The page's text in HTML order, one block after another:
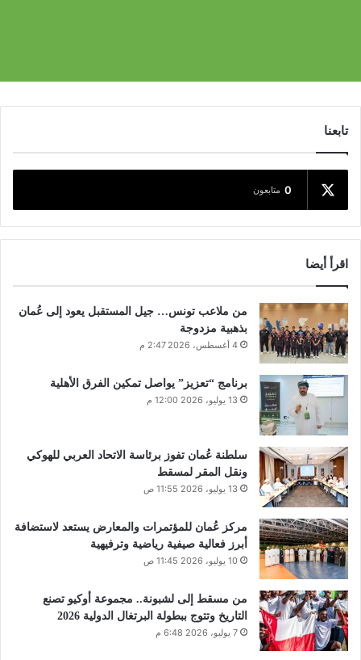
تابعنا
0 متابعون
اقرأ أيضا
من ملاعب تونس… جيل المستقبل يعود إلى عُمان
بذهبية مزدوجة
4 أغسطس، 2026 2:47 م
برنامج “تعزيز” يواصل تمكين الفرق الأهلية
13 يوليو، 2026 12:00 م
سلطنة عُمان تفوز برئاسة الاتحاد العربي للهوكي
ونقل المقر لمسقط
13 يوليو، 2026 11:55 ص
مركز عُمان للمؤتمرات والمعارض يستعد لاستضافة
أبرز فعالية صيفية رياضية وترفيهية
10 يوليو، 2026 11:45 ص
من مسقط إلى لشبونة.. مجموعة أوكيو تصنع
التاريخ وتتوج ببطولة البرتغال الدولية 2026
7 يوليو، 2026 6:48 م